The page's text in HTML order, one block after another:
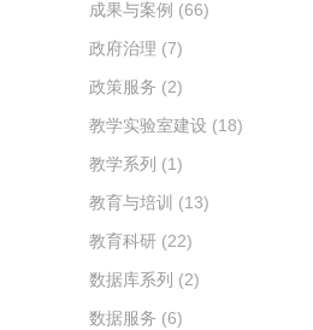
成果与案例 (66)
政府治理 (7)
政策服务 (2)
教学实验室建设 (18)
教学系列 (1)
教育与培训 (13)
教育科研 (22)
数据库系列 (2)
数据服务 (6)